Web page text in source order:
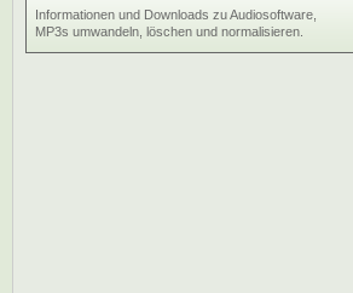
Informationen und Downloads zu Audiosoftware,
MP3s umwandeln, löschen und normalisieren.